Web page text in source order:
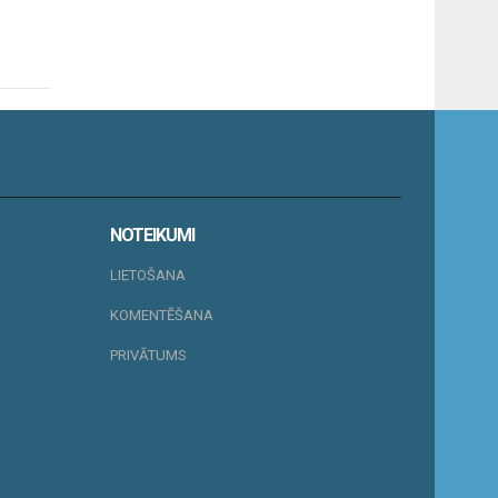
NOTEIKUMI
LIETOŠANA
KOMENTĒŠANA
PRIVĀTUMS